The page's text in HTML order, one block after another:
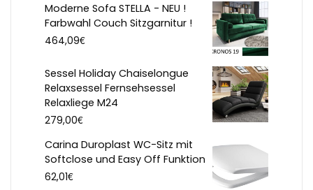
Moderne Sofa STELLA - NEU !
Farbwahl Couch Sitzgarnitur !
464,09€
Sessel Holiday Chaiselongue
Relaxsessel Fernsehsessel
Relaxliege M24
279,00€
Carina Duroplast WC-Sitz mit
Softclose und Easy Off Funktion
62,01€